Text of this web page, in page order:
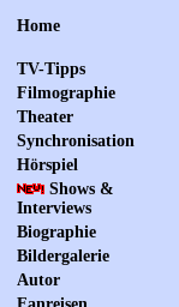
Home
TV-Tipps
Filmographie
Theater
Synchronisation
Hörspiel
Shows &
Interviews
Biographie
Bildergalerie
Autor